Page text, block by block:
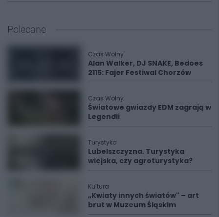
Polecane
Czas Wolny
Alan Walker, DJ SNAKE, Bedoes
2115: Fajer Festiwal Chorzów
Czas Wolny
Światowe gwiazdy EDM zagrają w
Legendii
Turystyka
Lubelszczyzna. Turystyka
wiejska, czy agroturystyka?
Kultura
„Kwiaty innych światów" – art
brut w Muzeum Śląskim